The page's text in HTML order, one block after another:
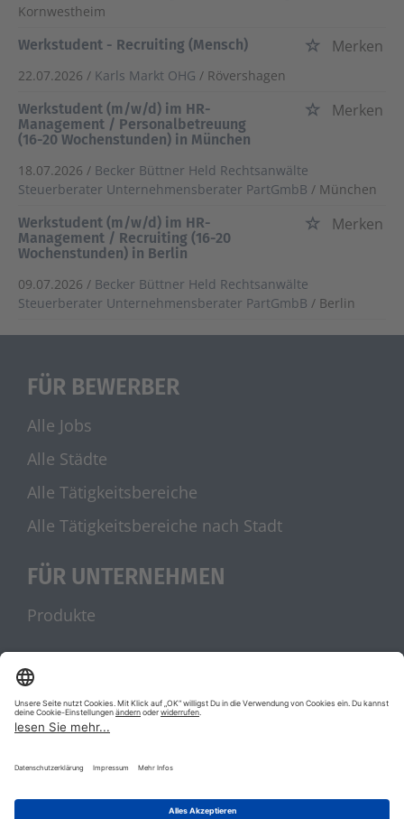
Kornwestheim
Werkstudent - Recruiting (Mensch)
Merken
22.07.2026 / Karls Markt OHG / Rövershagen
Werkstudent (m/w/d) im HR-
Management / Personalbetreuung
(16-20 Wochenstunden) in München
Merken
18.07.2026 / Becker Büttner Held Rechtsanwälte
Steuerberater Unternehmensberater PartGmbB / München
Werkstudent (m/w/d) im HR-
Management / Recruiting (16-20
Wochenstunden) in Berlin
Merken
09.07.2026 / Becker Büttner Held Rechtsanwälte
Steuerberater Unternehmensberater PartGmbB / Berlin
FÜR BEWERBER
Alle Jobs
Alle Städte
Alle Tätigkeitsbereiche
Alle Tätigkeitsbereiche nach Stadt
FÜR UNTERNEHMEN
Produkte
UNSERE PARTNER
stellenanzeigen.de
Jobblitz.de